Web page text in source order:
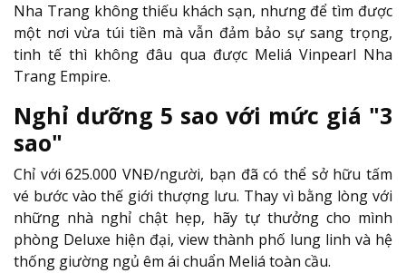
Nha Trang không thiếu khách sạn, nhưng để tìm được
một nơi vừa túi tiền mà vẫn đảm bảo sự sang trọng,
tinh tế thì không đâu qua được Meliá Vinpearl Nha
Trang Empire.
Nghỉ dưỡng 5 sao với mức giá "3
sao"
Chỉ với 625.000 VNĐ/người, bạn đã có thể sở hữu tấm
vé bước vào thế giới thượng lưu. Thay vì bằng lòng với
những nhà nghỉ chật hẹp, hãy tự thưởng cho mình
phòng Deluxe hiện đại, view thành phố lung linh và hệ
thống giường ngủ êm ái chuẩn Meliá toàn cầu.